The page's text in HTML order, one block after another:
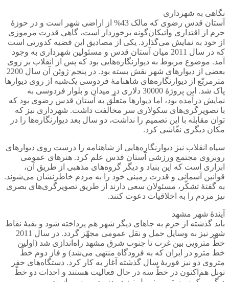
نگاهی به شهرداری
آستان قدس رضوی که مالک 43% از اراضی شهر است و در حوزۀ
حرم از اقتداری واتیکان‌گونه برخوردار است، گاهی قدرت مرموزی
از خود به نمایش می‌گذارد. یکی از مصادیق این قضیه کدورتی است
که در سال 2011 میان آستان قدس و مسئولین شهرداری به وجود
آمد. موضوع مربوط به دیوارنگاره‌هایی بود که پس از انقلاب بر روی
بعضی از دیوارهای شهر نقش بسته بود. در پنجم ژوئن آن سال 2200
مترمربّع از دیوارنگاره‌های شاهنامۀ فردوسی یک‌شبه از روی دیوارها
پاک شد. این پروژۀ 30000 دلاری در میدان و بلوار فردوسی به
نمایش درآمده بود، اما دیوارها متعلّق به آستان قدس رضوی بود که
با تصویرگری‌های سکولاری سر مخالفت داشت. شهرداری نیز که
توان مقابله با این تصمیم را نداشت، دو سال بعد دیوارنگاره‌ها را در
مکان دیگری نقّاشی کرد.
سپاه انقلاب نیز دیوارنگاره‌هایی از شاهنامه را درست روی دیوارهای
روبروی مجتمع ورزشی آستان قدس علم کرد. هنرهای عمومی
ابزاری است که این بنیاد و دیگر گروه‌های مذهبی از طریق آن،
قوانین آسمانی و قدرت زمینی خود را به مردم خاطرنشان می‌شوند.
به گفتۀ تشکّر، مسئولان سعی دارند از طریق تصویرگری‌های بصری
نیز مردم را به اخلاقیات دعوت کنند.
آیندۀ شهر مشهد
باید گذشته از حرم به جاهای دیگر شهر هم پرداخته شود و بقیۀ نقاط
شهر نیز به وسایل حمل و نقل عمومی مجهّز گردد. در سال 2011
خطّ مترویی بین غرب تا جنوب شرق مشهد راه‌اندازی شد (اولین
خط مترو در ایران که به فرودگاه منتهی می‌شد) و فاز دوم خطّ
متروی دو نیز فوریۀ سال گذشته آغاز به کار کرد. دستگاه‌های حفر
تونل هم‌اکنون در خطّ سه در حال فعالیت هستند و احداث دو خطّ